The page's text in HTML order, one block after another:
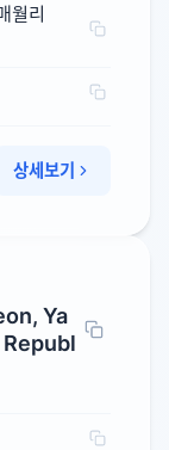
월리
상세보기
Ya